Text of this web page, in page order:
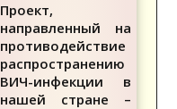
Проект,
направленный на
противодействие
распространению
ВИЧ-инфекции в
нашей стране –